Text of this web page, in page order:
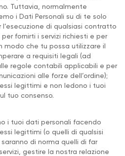
Tuttavia, normalmente
i Dati Personali su di te solo
l’esecuzione di qualsiasi contratto
fornirti i servizi richiesti e per
che tu possa utilizzare il
a requisiti legali (ad
regole contabili applicabili e per
alle forze dell’ordine);
legittimi e non ledono i tuoi
tuo consenso.
i tuoi dati personali facendo
legittimi (o quelli di qualsisi
di norma quelli di far
gestire la nostra relazione